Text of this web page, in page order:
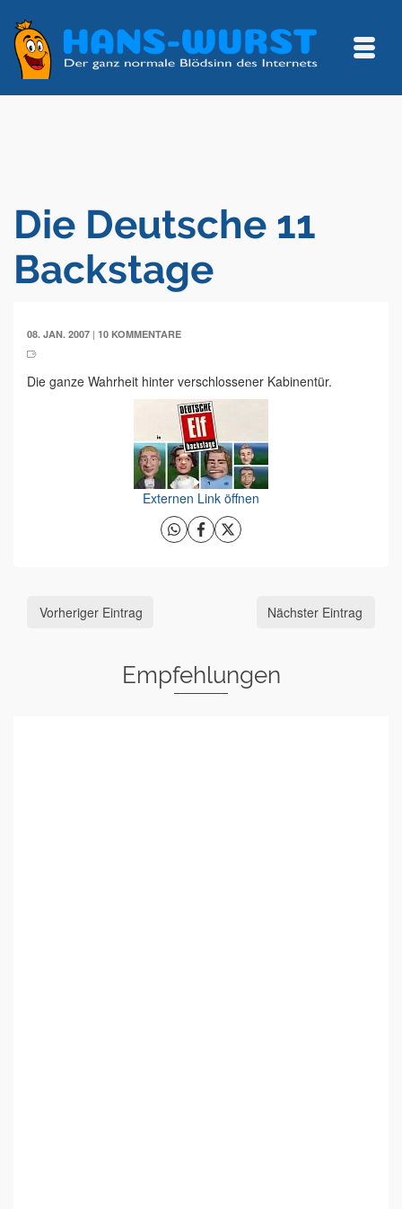
Die Deutsche 11
Backstage
08. JAN. 2007 | 10 KOMMENTARE
Die ganze Wahrheit hinter verschlossener Kabinentür.
Externen Link öffnen
Vorheriger Eintrag Nächster Eintrag
Empfehlungen